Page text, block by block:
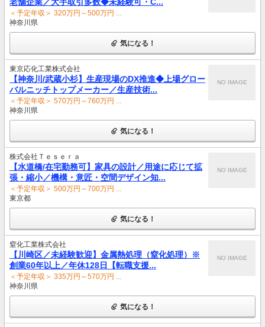
＜予定年収＞ 320万円～500万円 ...
神奈川県
気になる！
東京応化工業株式会社
【神奈川/武蔵小杉】生産現場のDX推進◆上場グロー
バルニッチトップメーカー／生産技術...
＜予定年収＞ 570万円～760万円 ...
神奈川県
NO IMAGE
気になる！
株式会社Ｔｅｓｅｒａ
【水道橋/在宅勤務可】家具の設計／用途に応じて拡
張・縮小／機構・意匠・空間デザイン知...
＜予定年収＞ 500万円～700万円 ...
東京都
NO IMAGE
気になる！
窒化工業株式会社
【川崎区／未経験歓迎】金属熱処理（窒化処理）※
創業60年以上／年休128日【転職支援...
＜予定年収＞ 335万円～570万円 ...
神奈川県
NO IMAGE
気になる！